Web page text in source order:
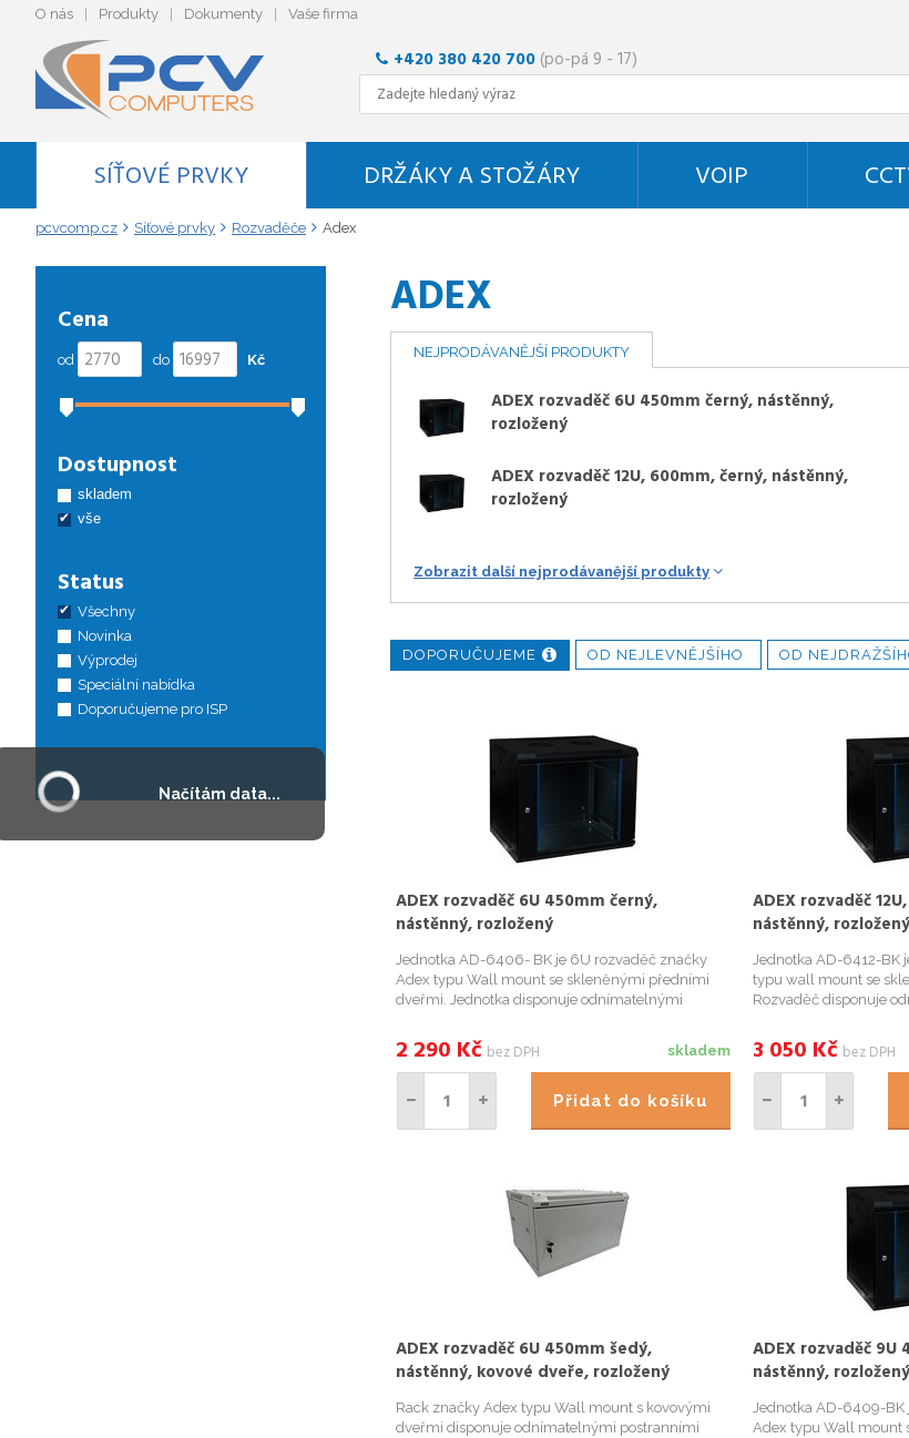
O nás Produkty Dokumenty Vaše firma
+420 380 420 700 (po-pá 9 - 17)
SÍŤOVÉ PRVKY DRŽÁKY A STOŽÁRY VOIP
pcvcomp.cz Síťové prvky Rozvaděče Adex
ADEX
NEJPRODÁVANĚJŠÍ PRODUKTY
ADEX rozvaděč 6U 450mm černý, nástěnný,
rozložený
ADEX rozvaděč 12U, 600mm, černý, nástěnný,
rozložený
Zobrazit další nejprodávanější produkty
DOPORUČUJEME OD NEJLEVNĚJŠÍHO OD
ADEX rozvaděč 6U 450mm černý,
nástěnný, rozložený
Jednotka AD-6406- BK je 6U rozvaděč značky
Adex typu Wall mount se skleněnými předními
dveřmi. Jednotka disponuje odnímatelnými
rámovou konstrukcí, možností uzamknutí racku a
otvory pro protažení kabelů na horním...
skladem
2 290 Kč bez DPH
Přidat do košíku
ADEX rozvaděč
nástěnný, rozložený
Jednotka AD-6412-BK
typu wall mount se
Rozvaděč disponuje
možností uzamknutí
kabelů na horním a s...
3 050 Kč bez DPH
ADEX rozvaděč 6U 450mm šedý,
nástěnný, kovové dveře, rozložený
Rack značky Adex typu Wall mount s kovovými
dveřmi disponuje odnímatelnými postranními
ADEX rozvaděč 9U
nástěnný, rozložený
Jednotka AD-6409-BK
Adex typu Wall mount
Cena
od do Kč
Dostupnost
skladem
vše
Status
Všechny
Novinka
Výprodej
Speciální nabídka
Doporučujeme pro ISP
Načítám data...